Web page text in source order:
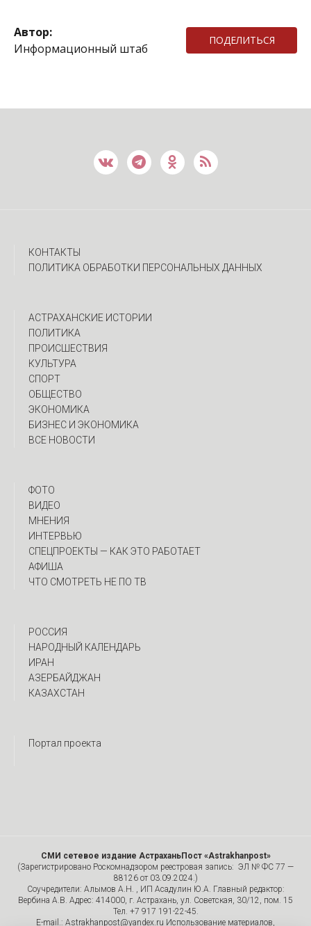
Автор:
Информационный штаб
ПОДЕЛИТЬСЯ
КОНТАКТЫ
ПОЛИТИКА ОБРАБОТКИ ПЕРСОНАЛЬНЫХ ДАННЫХ
АСТРАХАНСКИЕ ИСТОРИИ
ПОЛИТИКА
ПРОИСШЕСТВИЯ
КУЛЬТУРА
СПОРТ
ОБЩЕСТВО
ЭКОНОМИКА
БИЗНЕС И ЭКОНОМИКА
ВСЕ НОВОСТИ
ФОТО
ВИДЕО
МНЕНИЯ
ИНТЕРВЬЮ
CПЕЦПРОЕКТЫ — КАК ЭТО РАБОТАЕТ
АФИША
ЧТО СМОТРЕТЬ НЕ ПО ТВ
РОССИЯ
НАРОДНЫЙ КАЛЕНДАРЬ
ИРАН
АЗЕРБАЙДЖАН
КАЗАХСТАН
Портал проекта
СМИ сетевое издание АстраханьПост «Astrakhanpost»
(Зарегистрировано Роскомнадзором реестровая запись: ЭЛ № ФС 77 —
88126 от 03.09.2024.)
Соучредители: Алымов А.Н. , ИП Асадулин Ю.А. Главный редактор:
Вербина А.В. Адрес: 414000, г. Астрахань, ул. Советская, 30/12, пом. 15
Тел. +7 917 191-22-45.
E-mail.: Astrakhanpost@yandex.ru Использование материалов,